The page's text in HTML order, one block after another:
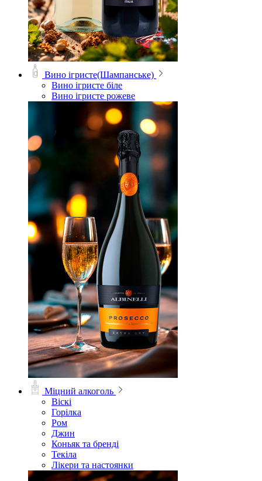
Вино ігристе(Шампанське)
Вино ігристе біле
Вино ігристе рожеве
Міцний алкоголь
Віскі
Горілка
Ром
Джин
Коньяк та бренді
Текіла
Лікери та настоянки